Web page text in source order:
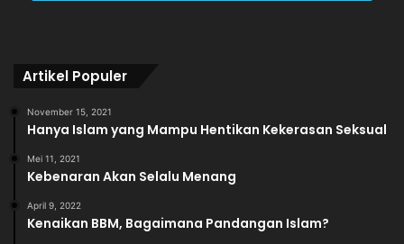
Artikel Populer
November 15, 2021
Hanya Islam yang Mampu Hentikan Kekerasan Seksual
Mei 11, 2021
Kebenaran Akan Selalu Menang
April 9, 2022
Kenaikan BBM, Bagaimana Pandangan Islam?